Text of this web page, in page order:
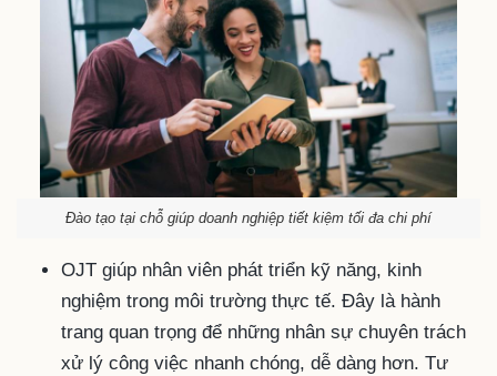
Đào tạo tại chỗ giúp doanh nghiệp tiết kiệm tối đa chi phí
OJT giúp nhân viên phát triển kỹ năng, kinh
nghiệm trong môi trường thực tế. Đây là hành
trang quan trọng để những nhân sự chuyên trách
xử lý công việc nhanh chóng, dễ dàng hơn. Tư